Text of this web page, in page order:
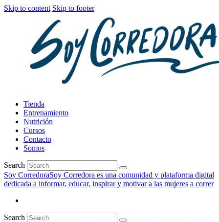
Skip to content Skip to footer
Tienda
Entrenamiento
Nutrición
Cursos
Contacto
Somos
Search
Soy CorredoraSoy Corredora es una comunidad y plataforma digital
dedicada a informar, educar, inspirar y motivar a las mujeres a correr
Search